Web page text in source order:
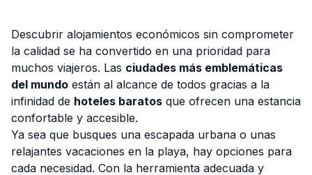
Consulta Gratis
Descubrir alojamientos económicos sin comprometer
la calidad se ha convertido en una prioridad para
muchos viajeros. Las ciudades más emblemáticas
del mundo están al alcance de todos gracias a la
infinidad de hoteles baratos que ofrecen una estancia
confortable y accesible.
Ya sea que busques una escapada urbana o unas
relajantes vacaciones en la playa, hay opciones para
cada necesidad. Con la herramienta adecuada y